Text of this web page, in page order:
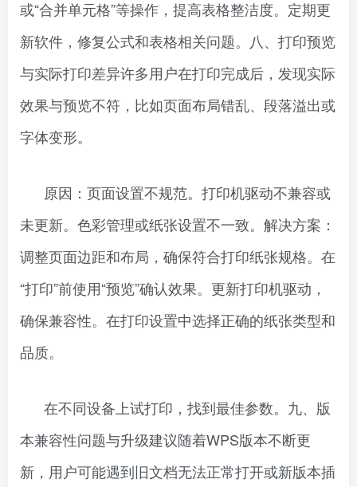
或“合并单元格”等操作，提高表格整洁度。定期更
新软件，修复公式和表格相关问题。八、打印预览
与实际打印差异许多用户在打印完成后，发现实际
效果与预览不符，比如页面布局错乱、段落溢出或
字体变形。
原因：页面设置不规范。打印机驱动不兼容或
未更新。色彩管理或纸张设置不一致。解决方案：
调整页面边距和布局，确保符合打印纸张规格。在
“打印”前使用“预览”确认效果。更新打印机驱动，
确保兼容性。在打印设置中选择正确的纸张类型和
品质。
在不同设备上试打印，找到最佳参数。九、版
本兼容性问题与升级建议随着WPS版本不断更
新，用户可能遇到旧文档无法正常打开或新版本插